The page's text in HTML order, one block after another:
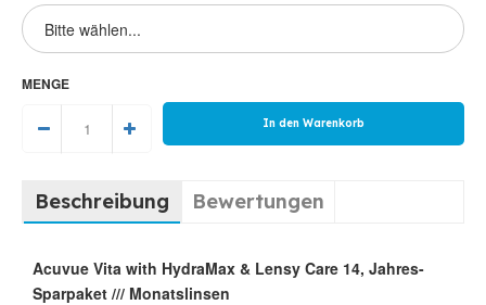
MENGE
Beschreibung Bewertungen
Acuvue Vita with HydraMax & Lensy Care 14, Jahres-
Sparpaket /// Monatslinsen